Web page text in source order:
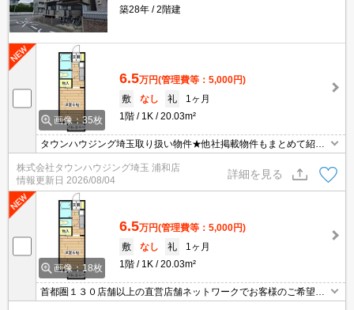
築28年
2階建
画像：35枚
6.5万円(管理費等：5,000円)
敷
なし 礼
1ヶ月
1階
1K 20.03m²
タウンハウジング埼玉取り扱い物件★他社掲載物件もまとめて紹介
できます・オンラインでの面談＆見学も対応
株式会社タウンハウジング埼玉 浦和店
情報更新日 2026/08/04
詳細を見る
画像：18枚
6.5万円(管理費等：5,000円)
敷
なし 礼
1ヶ月
1階
1K 20.03m²
首都圏１３０店舗以上の直営店舗ネットワークでお客様のご希望に
合ったお部屋をお探しさせて頂きます☆賃貸市場に出ている情報を